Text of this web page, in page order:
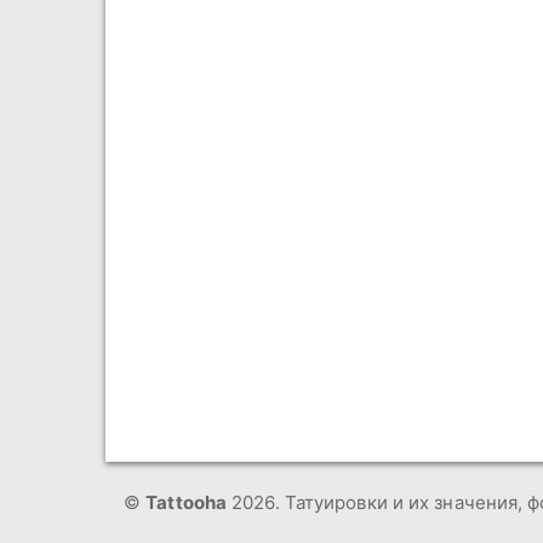
©Tattooha 2026. Татуировки и их значения,